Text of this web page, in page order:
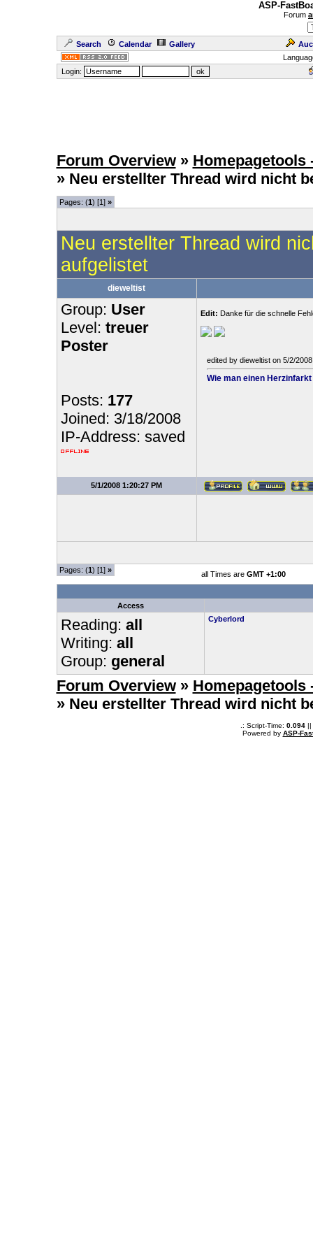
ASP-
Forum
Search Calendar Gallery
Login:
Forum Overview » Homepagetools
» Neu erstellter Thread wird nicht
Pages: (1) [1] »
Neu erstellter Thread wird
aufgelistet
dieweltist
Group: User
Level: treuer
Poster
Posts: 177
Joined: 3/18/2008
IP-Address: saved
Edit: Danke für die schnelle
edited by dieweltist on 5/2/
Wie man einen
5/1/2008 1:20:27 PM
Pages: (1) [1] » all Times are GMT +1:00
Access
Reading: all
Writing: all
Group: general
Cyberlord
Forum Overview » Homepagetools
» Neu erstellter Thread wird nicht
.: Script-Time: 0.094 ||
Powered by ASP-